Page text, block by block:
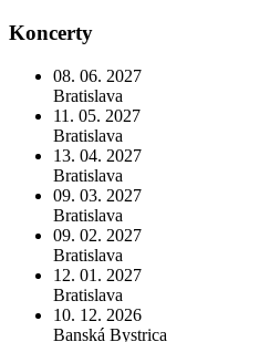
Koncerty
08. 06. 2027
Bratislava
11. 05. 2027
Bratislava
13. 04. 2027
Bratislava
09. 03. 2027
Bratislava
09. 02. 2027
Bratislava
12. 01. 2027
Bratislava
10. 12. 2026
Banská Bystrica